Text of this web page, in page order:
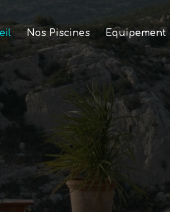
Nos Piscines Equipement